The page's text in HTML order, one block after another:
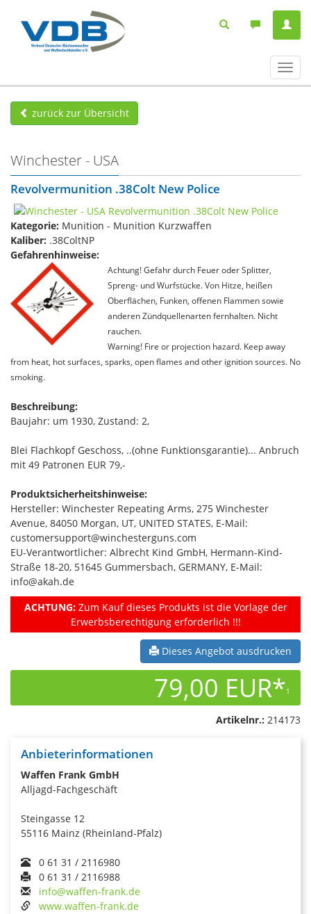
ein-/
zurück zur Übersicht
Winchester - USA
Revolvermunition .38Colt New Police
Kategorie: Munition - Munition Kurzwaffen
Kaliber: .38ColtNP
Gefahrenhinweise:
Achtung! Gefahr durch Feuer oder Splitter,
Spreng- und Wurfstücke. Von Hitze, heißen
Oberflächen, Funken, offenen Flammen sowie
anderen Zündquellenarten fernhalten. Nicht
rauchen.
Warning! Fire or projection hazard. Keep away
from heat, hot surfaces, sparks, open flames and other ignition sources. No
smoking.
Beschreibung:
Baujahr: um 1930, Zustand: 2,
Blei Flachkopf Geschoss, ..(ohne Funktionsgarantie)... Anbruch
mit 49 Patronen EUR 79,-
Produktsicherheitshinweise:
Hersteller: Winchester Repeating Arms, 275 Winchester
Avenue, 84050 Morgan, UT, UNITED STATES, E-Mail:
customersupport@winchesterguns.com
EU-Verantwortlicher: Albrecht Kind GmbH, Hermann-Kind-
Straße 18-20, 51645 Gummersbach, GERMANY, E-Mail:
info@akah.de
ACHTUNG:Zum Kauf dieses Produkts ist die Vorlage der
Erwerbsberechtigung erforderlich !!!
Dieses Angebot ausdrucken
79,00 EUR*1
Artikelnr.: 214173
Anbieterinformationen
Waffen Frank GmbH
Alljagd-Fachgeschäft
Steingasse 12
55116 Mainz (Rheinland-Pfalz)
0 61 31 / 2116980
0 61 31 / 2116988
info@waffen-frank.de
www.waffen-frank.de